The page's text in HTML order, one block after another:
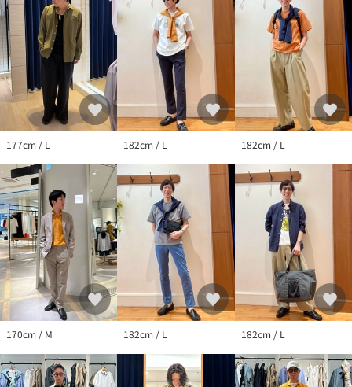
【お取扱い上のご注意】
末永くご愛用頂くために、アテンションタグを必ずご確認の上、
着用又はお取り扱い下さい。
※店頭及び屋外での撮影画像は、光の当たり具合で色味が違って
見える場合があります。商品の色味は、スタジオ撮影の画像をご
参照下さい。
※商品画像に関しては出来る限り忠実に表示出来るよう努めてお
りますが、お客様がご利用のモニターの設定及び特性により、実
※画像の商品はサンプルとなりますので実際の商品と仕様、加
工、サイズが若干異なる場合がございます。
※製品洗い加工の商品は、多少の歪み、シワなどが見られたり、
風合いやサイズ等が1枚1枚異なります。汗や雨等で濡れた時や、
摩擦により色落ちし、他の衣料を汚すことがありますので（特に
濃色のもの）ご注意ください。
177cm / L 182cm / L 182cm / L
170cm / M 182cm / L 182cm / L